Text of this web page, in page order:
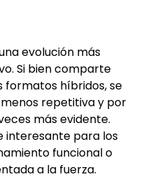
evolución más
Si bien comparte
formatos híbridos, se
repetitiva y por
más evidente.
interesante para los
funcional o
a la fuerza.